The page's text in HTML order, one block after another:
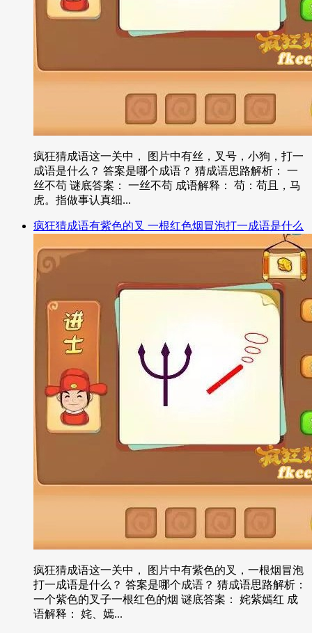
疯狂猜成语这一关中， 图片中有丝，叉号，小狗，打一
成语是什么？ 答案是哪个成语？ 猜成语思路解析： 一
丝不苟 谜底答案： 一丝不苟 成语解释： 苟：苟且，马
虎。指做事认真细...
疯狂猜成语有紫色的叉 一根红色烟冒泡打一成语是什么
疯狂猜成语这一关中， 图片中有紫色的叉，一根烟冒泡
打一成语是什么？ 答案是哪个成语？ 猜成语思路解析：
一个紫色的叉子一根红色的烟 谜底答案： 姹紫嫣红 成
语解释： 姹、嫣...